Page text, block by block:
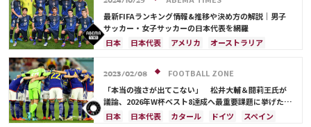
ウルグアイ
メキシコ ウェールズ
コスタリカ
日本代表
カリム・ベンゼマ
最新FIFAランキング情報&推移や決め方の解説｜男子
サッカー・女子サッカーの日本代表を網羅
日本
日本代表 アメリカ
オーストラリア
カタール
イラン 韓国 ドイツ
フランス
ベルギー スイス
イングランド
オランダ
ポルトガル デンマーク
セルビア
クロアチア
ポーランド
エクアドル
2023/02/08
FOOTBALL ZONE
「本当の強さが出てこない」 松井大輔＆闘莉王氏が
議論、2026年W杯ベスト8達成へ最重要課題に挙げたの
は？
日本 日本代表 カタール ドイツ
スペイン